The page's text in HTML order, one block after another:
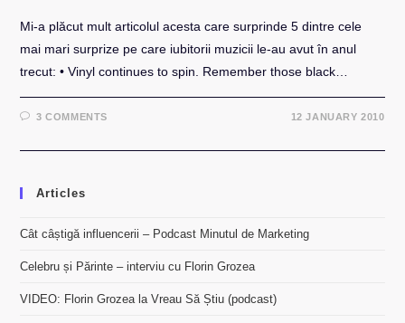
Mi-a plăcut mult articolul acesta care surprinde 5 dintre cele
mai mari surprize pe care iubitorii muzicii le-au avut în anul
trecut: • Vinyl continues to spin. Remember those black…
3 COMMENTS 12 JANUARY 2010
Articles
Cât câștigă influencerii – Podcast Minutul de Marketing
Celebru și Părinte – interviu cu Florin Grozea
VIDEO: Florin Grozea la Vreau Să Știu (podcast)